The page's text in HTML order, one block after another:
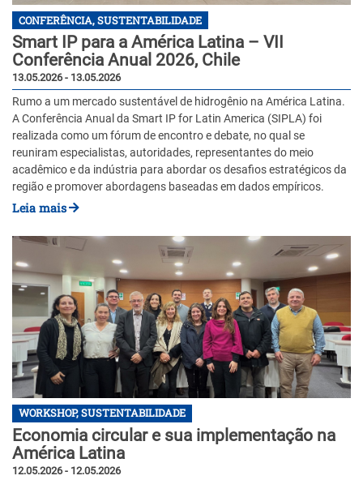
CONFERÊNCIA, SUSTENTABILIDADE
Smart IP para a América Latina – VII
Conferência Anual 2026, Chile
13.05.2026 - 13.05.2026
Rumo a um mercado sustentável de hidrogênio na América Latina.
A Conferência Anual da Smart IP for Latin America (SIPLA) foi
realizada como um fórum de encontro e debate, no qual se
reuniram especialistas, autoridades, representantes do meio
acadêmico e da indústria para abordar os desafios estratégicos da
região e promover abordagens baseadas em dados empíricos.
Leia mais
WORKSHOP, SUSTENTABILIDADE
Economia circular e sua implementação na
América Latina
12.05.2026 - 12.05.2026